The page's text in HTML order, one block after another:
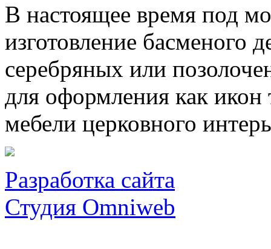
В настоящее время под
изготовление басменого
серебряных или
для оформления как икон
мебели церковного
Разработка сайта
Студия Omniweb